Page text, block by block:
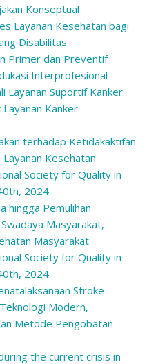
Konseptual
Layanan Kesehatan bagi
Disabilitas
Primer dan Preventif
Interprofesional
Layanan Suportif Kanker:
Kanker
terhadap Ketidakaktifan
Kesehatan
Society for Quality in
2024
hingga Pemulihan
Masyarakat,
Masyarakat
Society for Quality in
2024
Stroke
Modern,
Metode Pengobatan
the current crisis in